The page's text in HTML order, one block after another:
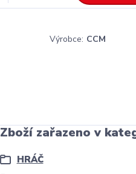
Výrobce: CCM
Zboží zařazeno v
HRÁČ